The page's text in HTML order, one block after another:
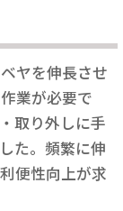
ヤを伸長させ
業が必要で
取り外しに手
た。頻繁に伸
便性向上が求